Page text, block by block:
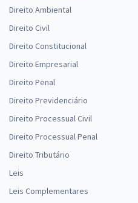
CLDF - Câmara Legislativa do DF
Cargo Consultor
Economize
Direito Ambiental
Direito Civil
Direito Constitucional
Direito Empresarial
Direito Penal
Direito Previdenciário
Direito Processual Civil
Direito Processual Penal
Direito Tributário
Leis
Leis Complementares